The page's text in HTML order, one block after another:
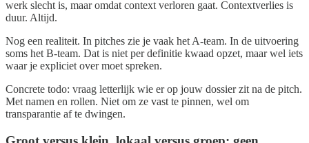
werk slecht is, maar omdat context verloren gaat. Contextverlies is
duur. Altijd.
Nog een realiteit. In pitches zie je vaak het A-team. In de uitvoering
soms het B-team. Dat is niet per definitie kwaad opzet, maar wel iets
waar je expliciet over moet spreken.
Concrete todo: vraag letterlijk wie er op jouw dossier zit na de pitch.
Met namen en rollen. Niet om ze vast te pinnen, wel om
transparantie af te dwingen.